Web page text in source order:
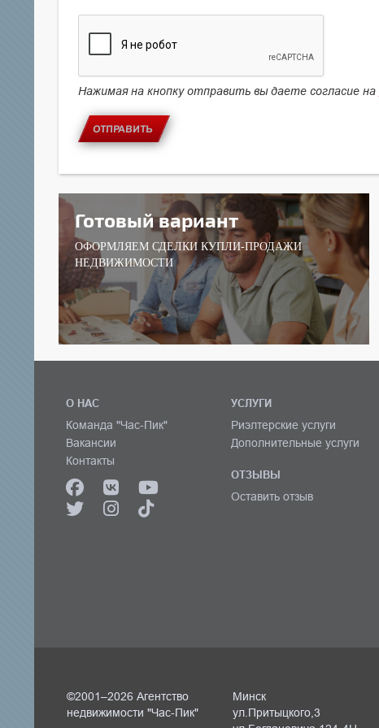
Нажимая на кнопку отправить вы даете согласие на
ОТПРАВИТЬ
Готовый вариант
ОФОРМЛЯЕМ СДЕЛКИ КУПЛИ-ПРОДАЖИ
НЕДВИЖИМОСТИ
О НАС
Команда "Час-Пик"
Вакансии
Контакты
УСЛУГИ
Риэлтерские услуги
Дополнительные услуги
ОТЗЫВЫ
Оставить отзыв
©2001–2026 Агентство
недвижимости "Час-Пик"
Минск
ул.Притыцкого,3